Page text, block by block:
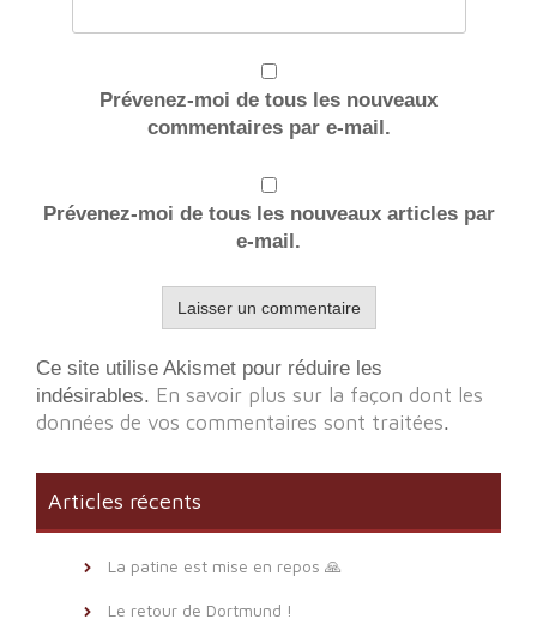
Prévenez-moi de tous les nouveaux
commentaires par e-mail.
Prévenez-moi de tous les nouveaux articles par
e-mail.
Ce site utilise Akismet pour réduire les
indésirables. En savoir plus sur la façon dont les
données de vos commentaires sont traitées.
Articles récents
La patine est mise en repos 🙏
Le retour de Dortmund !